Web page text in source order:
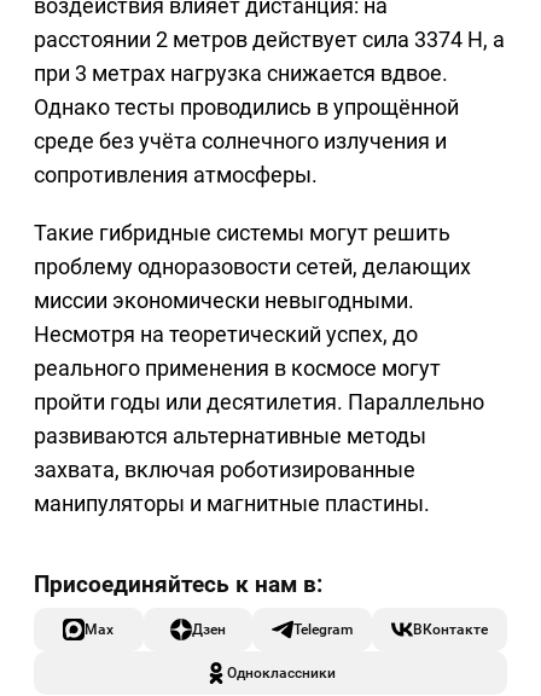
воздействия влияет дистанция: на
расстоянии 2 метров действует сила 3374 Н, а
при 3 метрах нагрузка снижается вдвое.
Однако тесты проводились в упрощённой
среде без учёта солнечного излучения и
сопротивления атмосферы.
Такие гибридные системы могут решить
проблему одноразовости сетей, делающих
миссии экономически невыгодными.
Несмотря на теоретический успех, до
реального применения в космосе могут
пройти годы или десятилетия. Параллельно
развиваются альтернативные методы
захвата, включая роботизированные
манипуляторы и магнитные пластины.
Max Дзен Telegram ВКонтакте
Одноклассники